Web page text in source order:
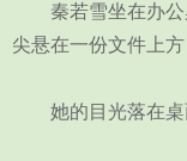
秦若雪坐在办公
尖悬在一份文件上
她的目光落在桌